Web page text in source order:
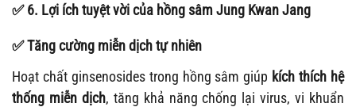
✅ 6. Lợi ích tuyệt vời của hồng sâm Jung Kwan Jang
✅Tăng cường miễn dịch tự nhiên
Hoạt chất ginsenosides trong hồng sâm giúp kích thích hệ
thống miễn dịch, tăng khả năng chống lại virus, vi khuẩn